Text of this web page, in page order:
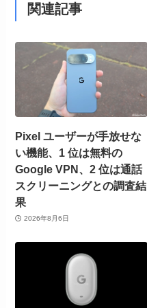
関連記事
Pixel ユーザーが手放せな
い機能、1 位は無料の
Google VPN、2 位は通話
スクリーニングとの調査結
果
2026年8月6日